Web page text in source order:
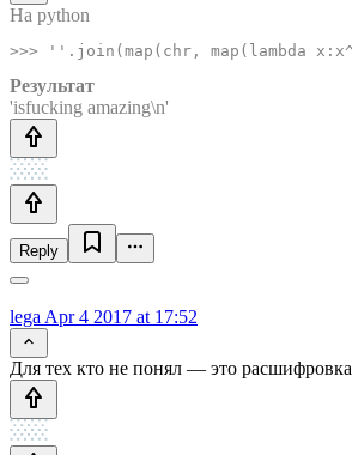
На python
Результат
'isfucking amazing\n'
Reply
lega Apr 4 2017 at 17:52
Для тех кто не понял — это расшифровка